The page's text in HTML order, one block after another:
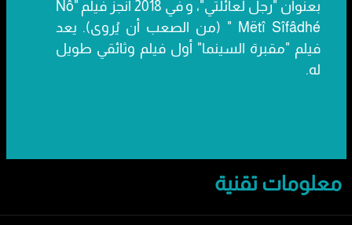
بعنوان "رجل لعائلتي"، و في 2018 أنجز فيلم "Nô
Mëtî Sîfâdhé " (من الصعب أن يُروى). يعد
فيلم "مقبرة السينما" أول فيلم وثائقي طويل
له.
معلومات تقنية